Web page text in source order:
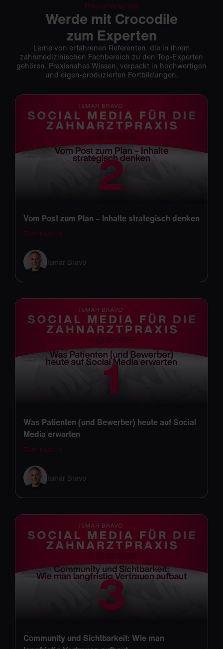
Praxismarketing
Werde mit Crocodile
zum Experten
Lerne von erfahrenen Referenten, die in ihrem
zahnmedizinischen Fachbereich zu den Top-Experten
gehören. Praxisnahes Wissen, verpackt in hochwertigen
und eigen-produzierten Fortbildungen.
Vom Post zum Plan – Inhalte strategisch denken
Zum Kurs →
Ismar Bravo
Was Patienten (und Bewerber) heute auf Social
Media erwarten
Zum Kurs →
Ismar Bravo
Community und Sichtbarkeit: Wie man